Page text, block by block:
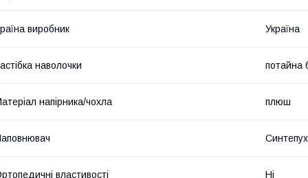
виробник Україна
наволочки потайна
напірника/чохла плюш
Синтепух
властивості Ні